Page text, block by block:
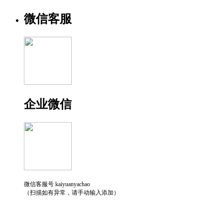
微信客服
企业微信
微信客服号 kaiyuanyachao
（扫描如有异常，请手动输入添加）